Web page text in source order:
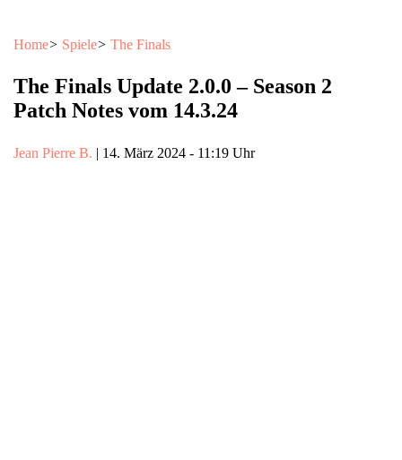
Home> Spiele> The Finals
The Finals Update 2.0.0 – Season 2
Patch Notes vom 14.3.24
Jean Pierre B. | 14. März 2024 - 11:19 Uhr